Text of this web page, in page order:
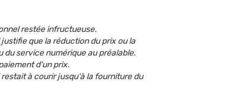
restée infructueuse.
que la réduction du prix ou la
service numérique au préalable.
d'un prix.
à courir jusqu'à la fourniture du